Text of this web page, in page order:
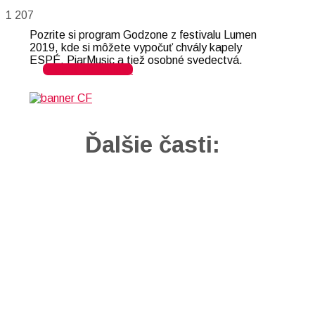
1 207
Pozrite si program Godzone z festivalu Lumen
2019, kde si môžete vypočuť chvály kapely
ESPÉ, PiarMusic a tiež osobné svedectvá.
Späť do archívu
Ďalšie časti: